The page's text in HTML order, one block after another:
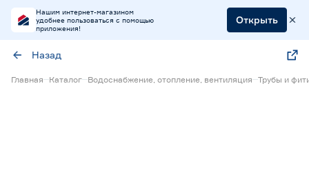
Нашим интернет-магазином
удобнее пользоваться с помощью
приложения!
Открыть
Назад
Главная Каталог Водоснабжение, отопление, вентиляция Трубы и